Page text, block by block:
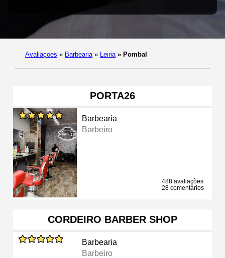
Avaliaçoes » Barbearia » Leiria » Pombal
PORTA26
Barbearia
Barbeiro
488 avaliações
28 comentários
CORDEIRO BARBER SHOP
Barbearia
Barbeiro